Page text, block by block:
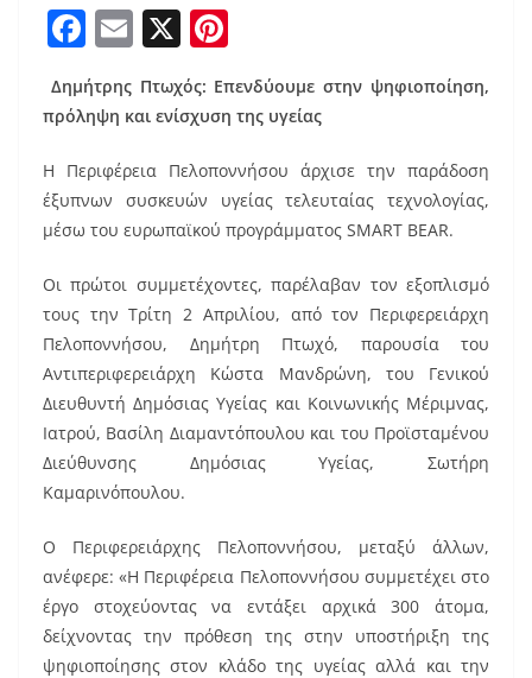
F
a
c
e
b
o
k
E
ai
X
nt
er
e
st
Δημήτρης Πτωχός: Επενδύουμε στην ψηφιοποίηση,
πρόληψη και ενίσχυση της υγείας
Η Περιφέρεια Πελοποννήσου άρχισε την παράδοση
έξυπνων συσκευών υγείας τελευταίας τεχνολογίας,
μέσω του ευρωπαϊκού προγράμματος SMART BEAR.
Οι πρώτοι συμμετέχοντες, παρέλαβαν τον εξοπλισμό
τους την Τρίτη 2 Απριλίου, από τον Περιφερειάρχη
Πελοποννήσου, Δημήτρη Πτωχό, παρουσία του
Αντιπεριφερειάρχη Κώστα Μανδρώνη, του Γενικού
Διευθυντή Δημόσιας Υγείας και Κοινωνικής Μέριμνας,
Ιατρού, Βασίλη Διαμαντόπουλου και του Προϊσταμένου
Διεύθυνσης Δημόσιας Υγείας, Σωτήρη
Καμαρινόπουλου.
Ο Περιφερειάρχης Πελοποννήσου, μεταξύ άλλων,
ανέφερε: «Η Περιφέρεια Πελοποννήσου συμμετέχει στο
έργο στοχεύοντας να εντάξει αρχικά 300 άτομα,
δείχνοντας την πρόθεση της στην υποστήριξη της
ψηφιοποίησης στον κλάδο της υγείας αλλά και την